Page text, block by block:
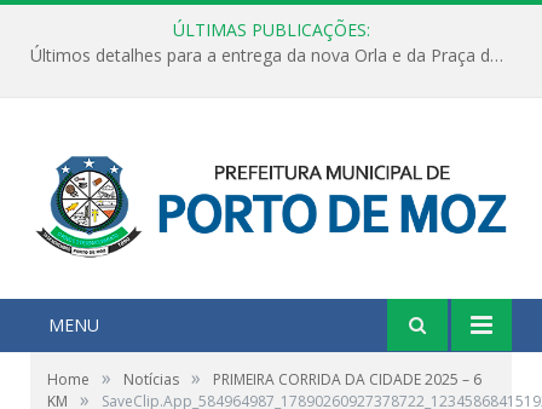
ÚLTIMAS PUBLICAÇÕES:
Últimos detalhes para a entrega da nova Orla e da Praça do Praião
MENU
Home » Notícias »
PRIMEIRA CORRIDA DA CIDADE 2025 – 6
KM
»